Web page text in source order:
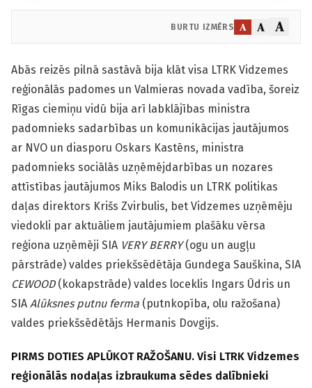
BURTU IZMĒRS A A A
Abās reizēs pilnā sastāvā bija klāt visa LTRK Vidzemes
reģionālās padomes un Valmieras novada vadība, šoreiz
Rīgas ciemiņu vidū bija arī labklājības ministra
padomnieks sadarbības un komunikācijas jautājumos
ar NVO un diasporu Oskars Kastēns, ministra
padomnieks sociālās uzņēmējdarbības un nozares
attīstības jautājumos Miks Balodis un LTRK politikas
daļas direktors Krišs Zvirbulis, bet Vidzemes uzņēmēju
viedokli par aktuāliem jautājumiem plašāku vērsa
reģiona uzņēmēji SIA VERY BERRY(ogu un augļu
pārstrāde) valdes priekšsēdētāja Gundega Sauškina, SIA
CEWOOD(kokapstrāde) valdes loceklis Ingars Ūdris un
SIA Alūksnes putnu ferma (putnkopība, olu ražošana)
valdes priekšsēdētājs Hermanis Dovgijs.
PIRMS DOTIES APLŪKOT RAŽOŠANU. Visi LTRK Vidzemes
reģionālās nodaļas izbraukuma sēdes dalībnieki